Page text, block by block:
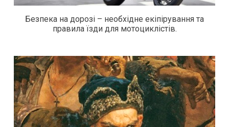
Безпека на дорозі – необхідне екіпірування та
правила їзди для мотоциклістів.